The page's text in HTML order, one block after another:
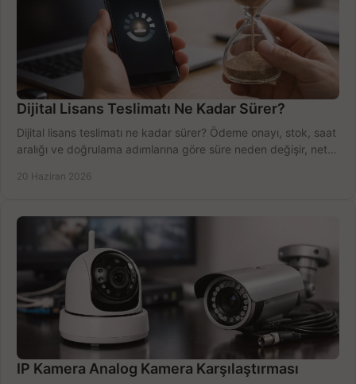
Dijital Lisans Teslimatı Ne Kadar Sürer?
Dijital lisans teslimatı ne kadar sürer? Ödeme onayı, stok, saat
aralığı ve doğrulama adımlarına göre süre neden değişir, net
20 Haziran 2026
IP Kamera Analog Kamera Karşılaştırması